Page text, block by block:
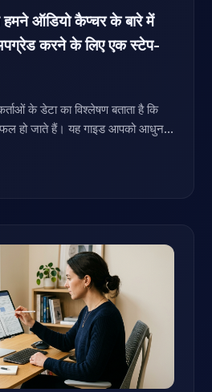
ऑडियो कैप्चर के बारे में
करने के लिए एक स्टेप-
के डेटा का विश्लेषण बताता है कि
हो जाते हैं। यह गाइड आपको आधुन...